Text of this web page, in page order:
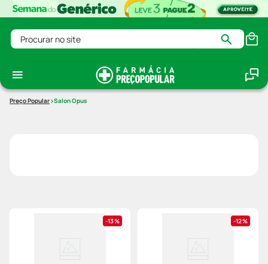
Procurar no site
Salon Opus
13% 12%